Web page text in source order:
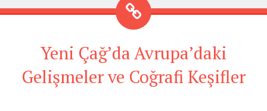
Yeni Çağ’da Avrupa’daki
Gelişmeler ve Coğrafi Keşifler